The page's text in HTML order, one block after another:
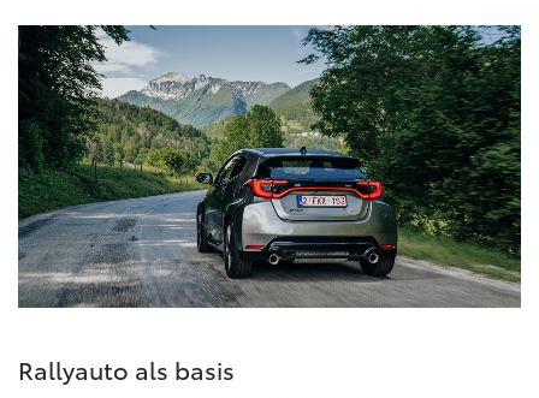
Vanaf € 37.500,- Vanaf € 55.950,-
Proace Max (excl. BTW)
OOK ALS BATTERIJ-
ELEKTRISCH
Hilux (excl. BTW)
OOK ALS BATTERIJ-
ELEKTRISCH
Rallyauto als basis